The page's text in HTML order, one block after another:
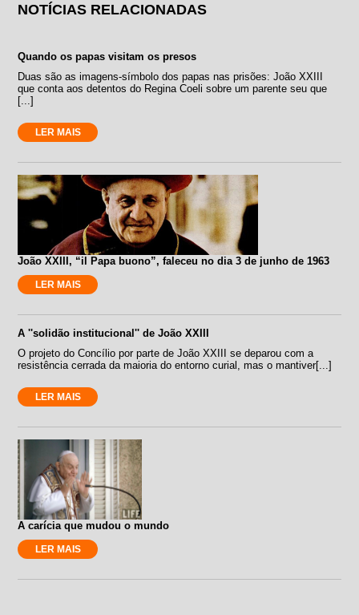
NOTÍCIAS RELACIONADAS
Quando os papas visitam os presos
Duas são as imagens-símbolo dos papas nas prisões: João XXIII
que conta aos detentos do Regina Coeli sobre um parente seu que
[...]
LER MAIS
João XXIII, “il Papa buono”, faleceu no dia 3 de junho de 1963
LER MAIS
A ''solidão institucional'' de João XXIII
O projeto do Concílio por parte de João XXIII se deparou com a
resistência cerrada da maioria do entorno curial, mas o mantiver[...]
LER MAIS
A carícia que mudou o mundo
LER MAIS